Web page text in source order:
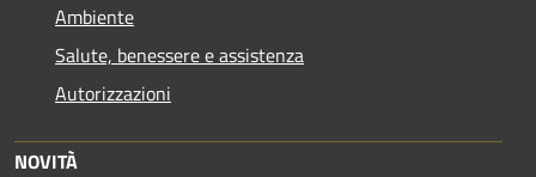
Ambiente
Salute, benessere e assistenza
Autorizzazioni
NOVITÀ